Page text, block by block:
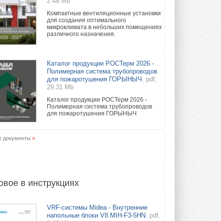
Компактные вентиляционные установки
для создания оптимального
микроклимата в небольших помещениях
различного назначения.
Каталог продукции РОСТерм 2026 -
Полимерная система трубопроводов
для пожаротушения ГОРЫНЫЧ.
pdf,
29.31 Mb
Каталог продукции РОСТерм 2026 -
Полимерная система трубопроводов
для пожаротушения ГОРЫНЫЧ
документы »
в инструкциях
VRF-системы Midea - Внутренние
напольные блоки V8 MIH-F3-5HN. pdf,